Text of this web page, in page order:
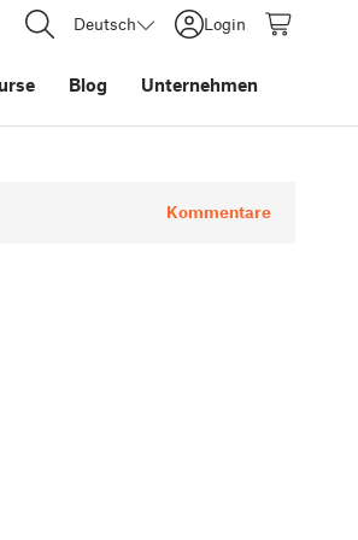
Deutsch Login
Blog Unternehmen
Kommentare